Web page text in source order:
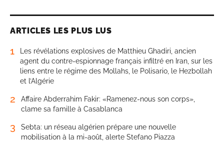
ARTICLES LES PLUS LUS
1
Les révélations explosives de Matthieu Ghadiri, ancien
agent du contre-espionnage français infiltré en Iran, sur les
liens entre le régime des Mollahs, le Polisario, le Hezbollah
et l’Algérie
2
Affaire Abderrahim Fakir: «Ramenez-nous son corps»,
clame sa famille à Casablanca
3
Sebta: un réseau algérien prépare une nouvelle
mobilisation à la mi-août, alerte Stefano Piazza